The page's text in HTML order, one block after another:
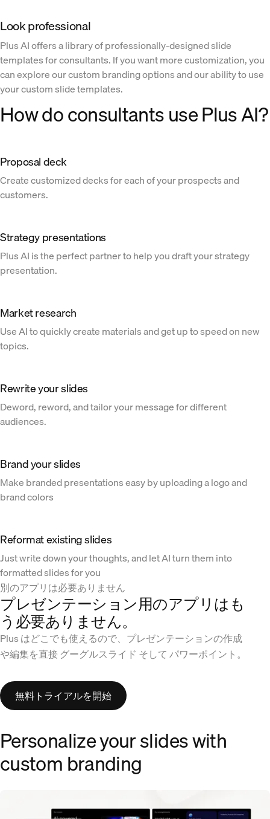
Look professional
Plus AI offers a library of professionally-designed slide
templates for consultants. If you want more customization, you
can explore our custom branding options and our ability to use
your custom slide templates.
How do consultants use Plus AI?
Proposal deck
Create customized decks for each of your prospects and
customers.
Strategy presentations
Plus AI is the perfect partner to help you draft your strategy
presentation.
Market research
Use AI to quickly create materials and get up to speed on new
topics.
Rewrite your slides
Deword, reword, and tailor your message for different
audiences.
Brand your slides
Make branded presentations easy by uploading a logo and
brand colors
Reformat existing slides
Just write down your thoughts, and let AI turn them into
formatted slides for you
別のアプリは必要ありません
プレゼンテーション用のアプリはも
う必要ありません。
Plus はどこでも使えるので、プレゼンテーションの作成
や編集を直接 グーグルスライド そして パワーポイント。
無料トライアルを開始
Personalize your slides with
custom branding